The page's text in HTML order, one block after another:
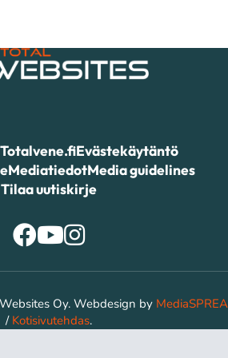
Totalvene.fiEvästekäytäntö
MediatiedotMedia guidelines
Tilaa uutiskirje
Oy. Webdesign by MediaSPREA
/ Kotisivutehdas.